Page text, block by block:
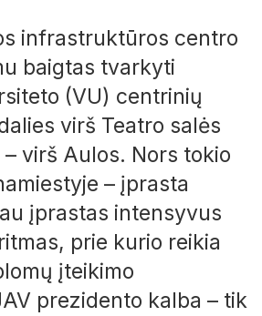
infrastruktūros centro
baigtas tvarkyti
(VU) centrinių
virš Teatro salės
virš Aulos. Nors tokio
– įprasta
įprastas intensyvus
prie kurio reikia
įteikimo
prezidento kalba – tik